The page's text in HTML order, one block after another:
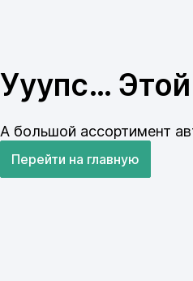
Ууупс…
А большой ассортимент
Перейти на главную